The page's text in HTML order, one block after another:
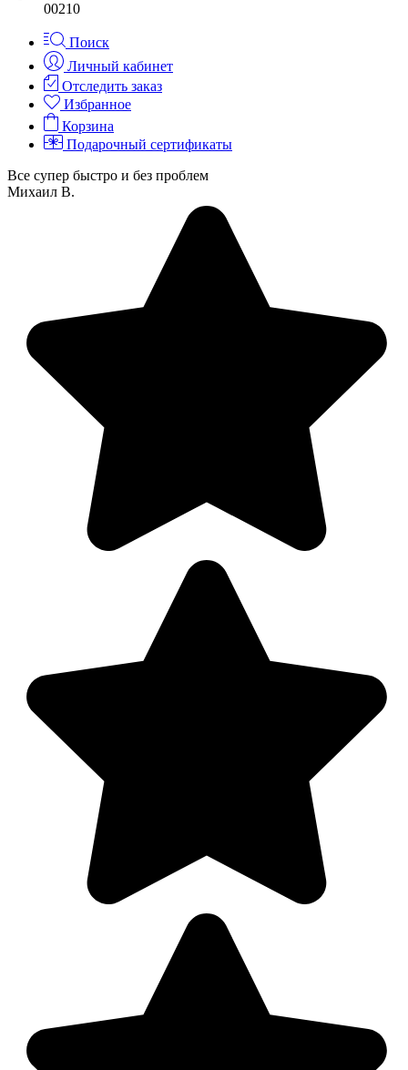
00210
Поиск
Личный кабинет
Отследить заказ
Избранное
Корзина
Подарочный сертификаты
Все супер быстро и без проблем
Михаил В.